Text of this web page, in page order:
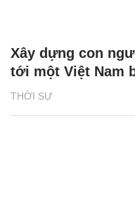
THỜI SỰ
Xây dựng con
tới một Việt Nam